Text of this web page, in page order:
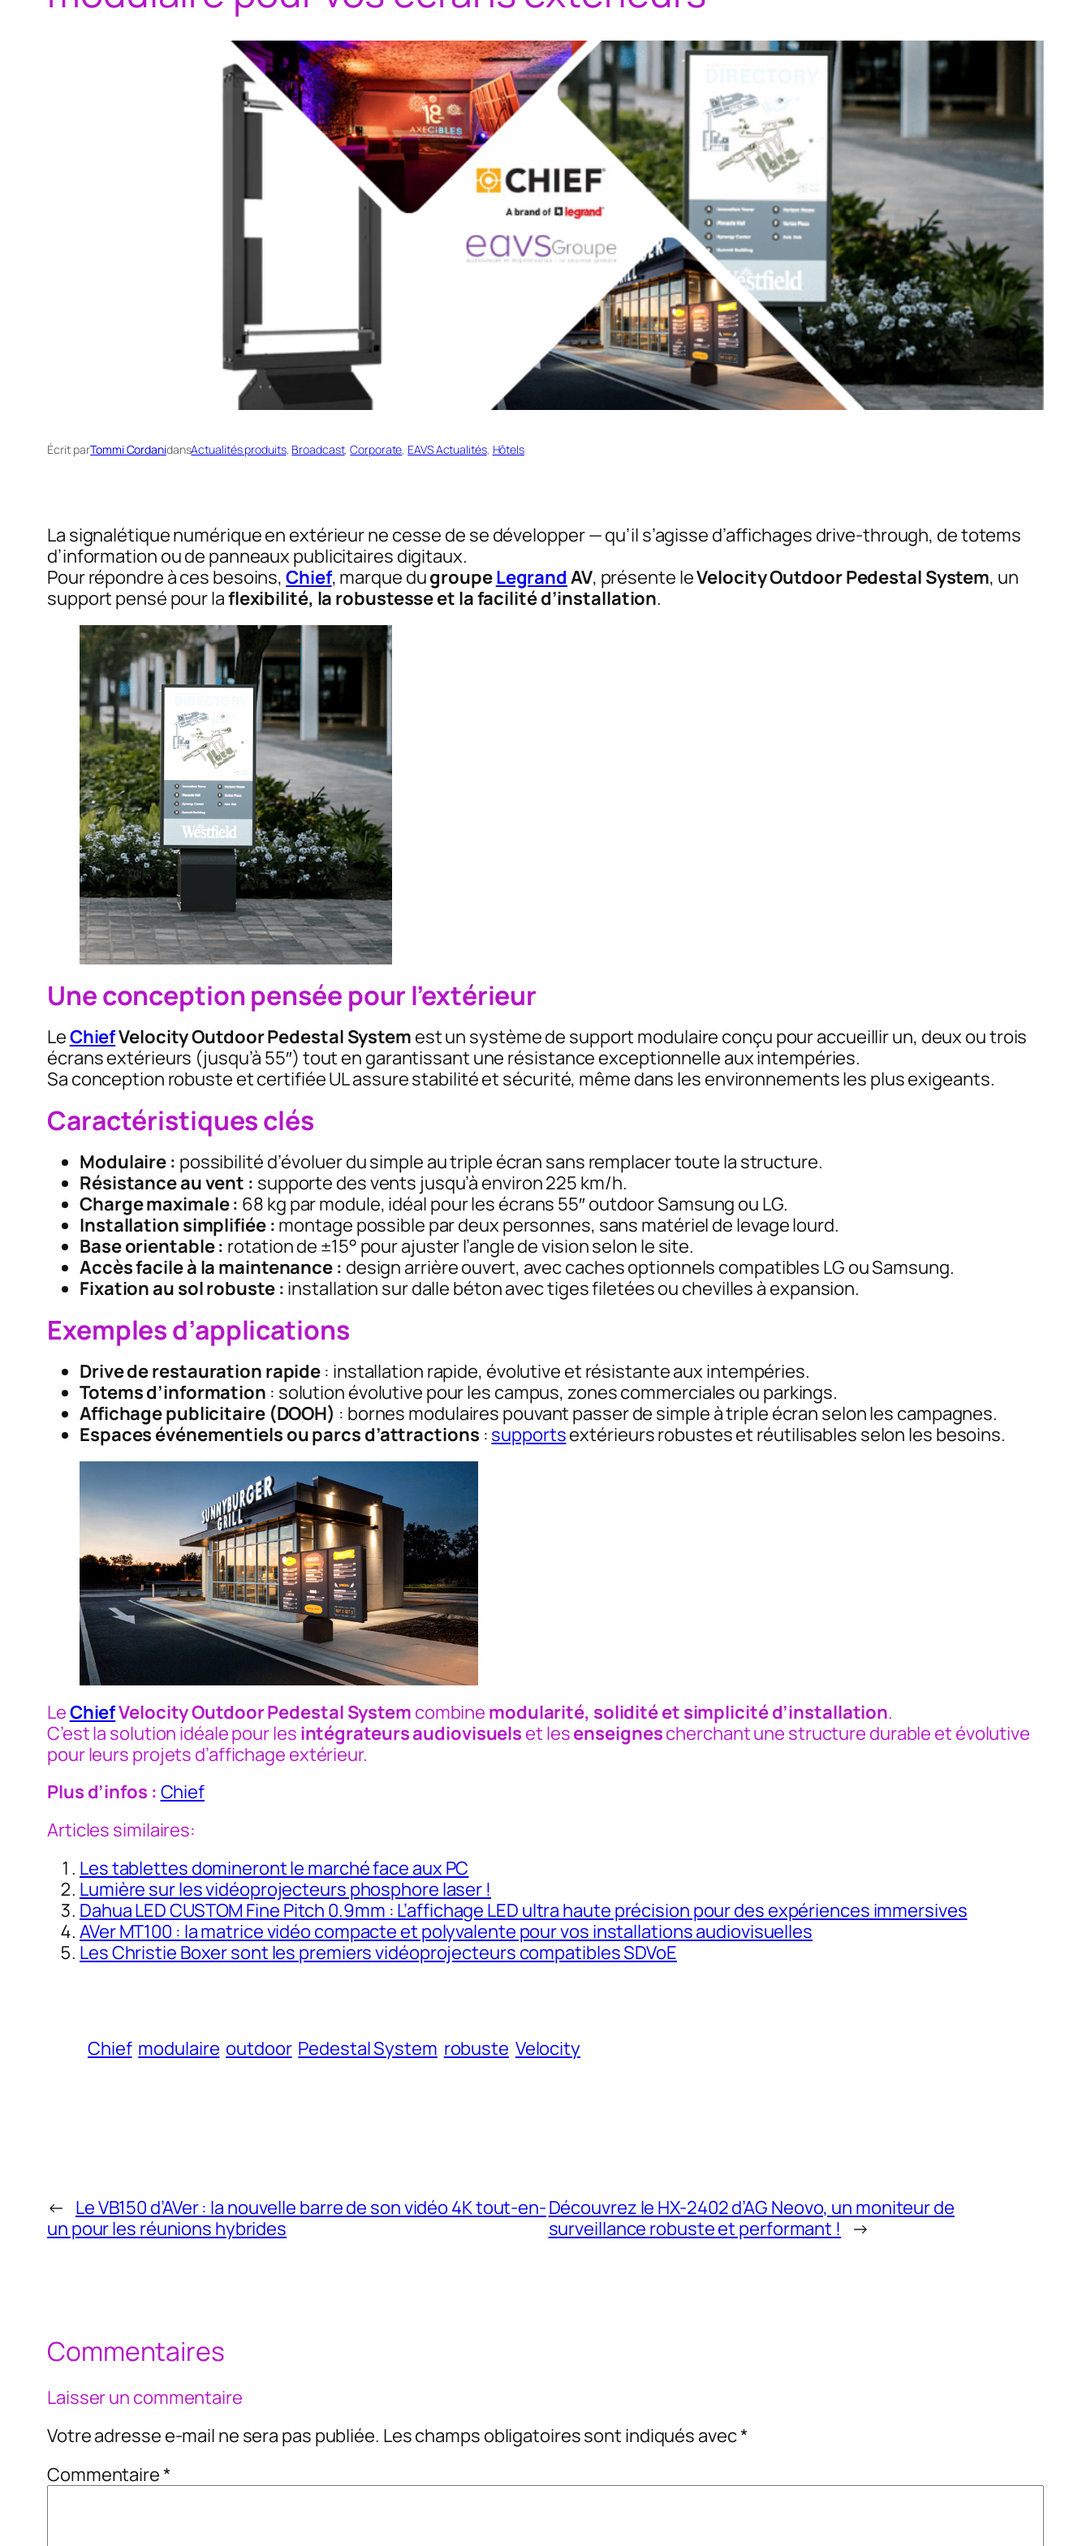
Écrit parTommi CordanidansActualités produits, Broadcast, Corporate, EAVS Actualités, Hôtels
La signalétique numérique en extérieur ne cesse de se développer — qu’il s’agisse d’affichages drive-through, de totems
d’information ou de panneaux publicitaires digitaux.
Pour répondre à ces besoins,Chief, marque dugroupeLegrand AV, présente leVelocity Outdoor Pedestal System, un
support pensé pour laflexibilité, la robustesse et la facilité d’installation.
Une conception pensée pour l’extérieur
LeChiefVelocity Outdoor Pedestal System est un système de support modulaire conçu pour accueillir un, deux ou trois
écrans extérieurs (jusqu’à 55″) tout en garantissant une résistance exceptionnelle aux intempéries.
Sa conception robuste et certifiée UL assure stabilité et sécurité, même dans les environnements les plus exigeants.
Caractéristiques clés
Modulaire : possibilité d’évoluer du simple au triple écran sans remplacer toute la structure.
Résistance au vent : supporte des vents jusqu’à environ 225 km/h.
Charge maximale : 68 kg par module, idéal pour les écrans 55″ outdoor Samsung ou LG.
Installation simplifiée : montage possible par deux personnes, sans matériel de levage lourd.
Base orientable : rotation de ±15° pour ajuster l’angle de vision selon le site.
Accès facile à la maintenance : design arrière ouvert, avec caches optionnels compatibles LG ou Samsung.
Fixation au sol robuste : installation sur dalle béton avec tiges filetées ou chevilles à expansion.
Exemples d’applications
Drive de restauration rapide : installation rapide, évolutive et résistante aux intempéries.
Totems d’information : solution évolutive pour les campus, zones commerciales ou parkings.
Affichage publicitaire (DOOH) : bornes modulaires pouvant passer de simple à triple écran selon les campagnes.
Espaces événementiels ou parcs d’attractions : supportsextérieurs robustes et réutilisables selon les besoins.
LeChiefVelocity Outdoor Pedestal System combine modularité, solidité et simplicité d’installation.
C’est la solution idéale pour les intégrateurs audiovisuels et lesenseignescherchant une structure durable et évolutive
pour leurs projets d’affichage extérieur.
Plus d’infos : Chief
Articles similaires:
Les tablettes domineront le marché face aux PC
Lumière sur les vidéoprojecteurs phosphore laser !
Dahua LED CUSTOM Fine Pitch 0.9mm : L’affichage LED ultra haute précision pour des expériences immersives
AVer MT100 : la matrice vidéo compacte et polyvalente pour vos installations audiovisuelles
Les Christie Boxer sont les premiers vidéoprojecteurs compatibles SDVoE
Chief modulaire outdoor Pedestal System robuste Velocity
← Le VB150 d’AVer : la nouvelle barre de son vidéo 4K tout-en-
un pour les réunions hybrides
Découvrez le HX-2402 d’AG Neovo, un moniteur de
surveillance robuste et performant ! →
Commentaires
Laisser un commentaire
Votre adresse e-mail ne sera pas publiée. Les champs obligatoires sont indiqués avec*
Commentaire*